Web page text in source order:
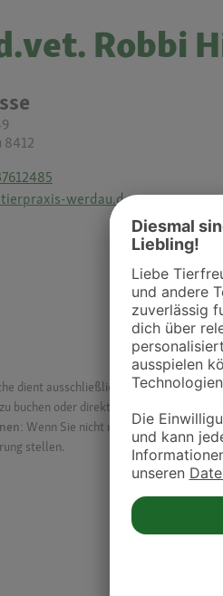
Robbi
8412
werdau.de
dient ausschließlich dazu,
buchen oder direkt mit ihnen in
Wenn Sie nicht mehr auf der Dr.
stellen.